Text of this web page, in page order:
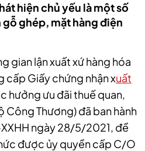
hiện chủ yếu là một số
ghép, mặt hàng điện
gian lận xuất xứ hàng hóa
cấp Giấy chứng nhận xuất
hưởng ưu đãi thuế quan,
Công Thương) đã ban hành
ngày 28/5/2021, đề
được ủy quyền cấp C/O